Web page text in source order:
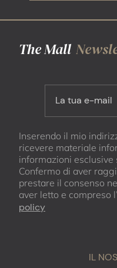
The Mall
La tua e-mail
Inserendo il mio
ricevere materiale
informazioni
Confermo di aver
prestare il consenso
aver letto e compreso l’
policy
IL